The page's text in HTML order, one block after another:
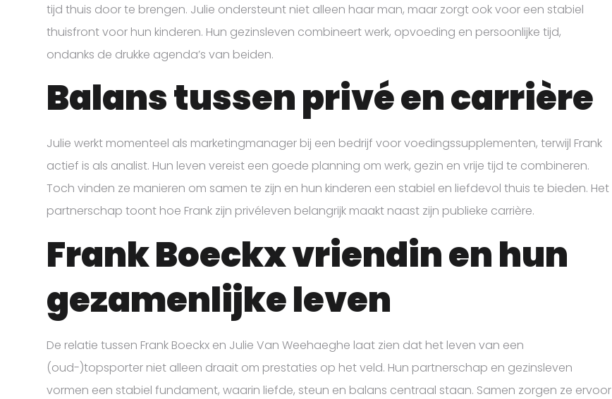
tijd thuis door te brengen. Julie ondersteunt niet alleen haar man, maar zorgt ook voor een stabiel
thuisfront voor hun kinderen. Hun gezinsleven combineert werk, opvoeding en persoonlijke tijd,
ondanks de drukke agenda’s van beiden.
Balans tussen privé en carrière
Julie werkt momenteel als marketingmanager bij een bedrijf voor voedingssupplementen, terwijl Frank
actief is als analist. Hun leven vereist een goede planning om werk, gezin en vrije tijd te combineren.
Toch vinden ze manieren om samen te zijn en hun kinderen een stabiel en liefdevol thuis te bieden. Het
partnerschap toont hoe Frank zijn privéleven belangrijk maakt naast zijn publieke carrière.
Frank Boeckx vriendin en hun
gezamenlijke leven
De relatie tussen Frank Boeckx en Julie Van Weehaeghe laat zien dat het leven van een
(oud-)topsporter niet alleen draait om prestaties op het veld. Hun partnerschap en gezinsleven
vormen een stabiel fundament, waarin liefde, steun en balans centraal staan. Samen zorgen ze ervoor